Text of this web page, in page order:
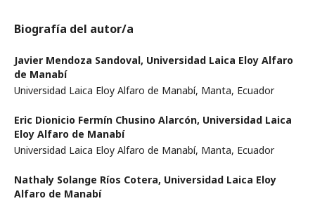
Biografía del autor/a
Javier Mendoza Sandoval, Universidad Laica Eloy Alfaro
de Manabí
Universidad Laica Eloy Alfaro de Manabí, Manta, Ecuador
Eric Dionicio Fermín Chusino Alarcón, Universidad Laica
Eloy Alfaro de Manabí
Universidad Laica Eloy Alfaro de Manabí, Manta, Ecuador
Nathaly Solange Ríos Cotera, Universidad Laica Eloy
Alfaro de Manabí